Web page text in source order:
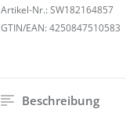
Artikel-Nr.: SW182164857
GTIN/EAN: 4250847510583
Beschreibung